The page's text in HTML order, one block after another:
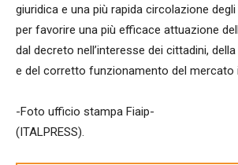
giuridica e una più rapida circolazione
per favorire una più efficace attuazione
dal decreto nell’interesse dei cittadini, della
e del corretto funzionamento del mercato
-Foto ufficio stampa Fiaip-
(ITALPRESS).